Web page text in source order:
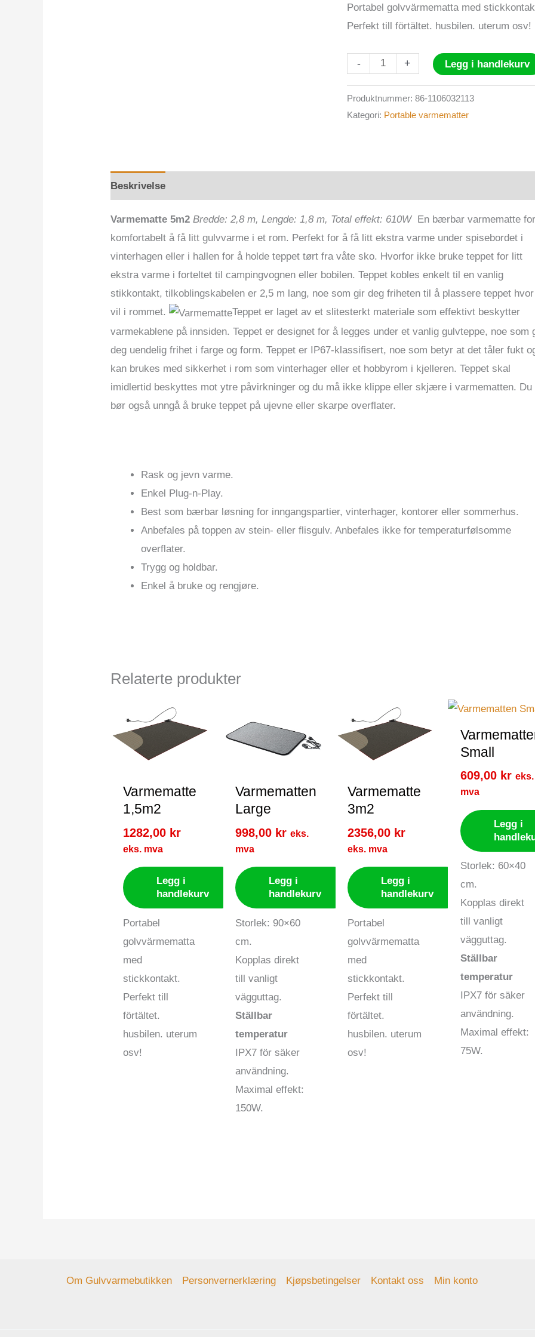
Portabel golvvärmematta med
Perfekt till förtältet. husbilen. uterum osv!
-
Varmematte
antall
+ Legg i handlekurv
Produktnummer:86-1106032113
Kategori: Portable varmematter
Beskrivelse
Varmematte 5m2 Bredde: 2,8 m, Lengde: 1,8 m, Total effekt: 610WEn bærbar varmematte
komfortabelt å få litt gulvvarme i et rom. Perfekt for å få litt ekstra varme under spisebordet i
vinterhagen eller i hallen for å holde teppet tørt fra våte sko. Hvorfor ikke bruke teppet for litt
ekstra varme i forteltet til campingvognen eller bobilen. Teppet kobles enkelt til en vanlig
stikkontakt, tilkoblingskabelen er 2,5 m lang, noe som gir deg friheten til å plassere teppet
vil i rommet.
Teppet er laget av et slitesterkt materiale som effektivt beskytter
varmekablene på innsiden. Teppet er designet for å legges under et vanlig gulvteppe, noe som
deg uendelig frihet i farge og form. Teppet er IP67-klassifisert, noe som betyr at det tåler fukt
kan brukes med sikkerhet i rom som vinterhager eller et hobbyrom i kjelleren. Teppet skal
imidlertid beskyttes mot ytre påvirkninger og du må ikke klippe eller skjære i varmematten. Du
bør også unngå å bruke teppet på ujevne eller skarpe overflater.
Rask og jevn varme.
Enkel Plug-n-Play.
Best som bærbar løsning for inngangspartier, vinterhager, kontorer eller sommerhus.
Anbefales på toppen av stein- eller flisgulv. Anbefales ikke for temperaturfølsomme
overflater.
Trygg og holdbar.
Enkel å bruke og rengjøre.
Relaterte produkter
Varmematte
1,5m2
1282,00 kr
eks. mva
Legg i
handlekurv
Portabel
golvvärmematta
med
stickkontakt.
Perfekt till
förtältet.
husbilen. uterum
osv!
Varmematten
Large
998,00 kr eks.
mva
Legg i
handlekurv
Storlek: 90×60
cm.
Kopplas direkt
till vanligt
vägguttag.
Ställbar
temperatur
IPX7 för säker
användning.
Maximal effekt:
150W.
Varmematte
3m2
2356,00 kr
eks. mva
Legg i
handlekurv
Portabel
golvvärmematta
med
stickkontakt.
Perfekt till
förtältet.
husbilen. uterum
osv!
Small
609,00 kr eks.
mva
Legg i
Storlek: 60×40
cm.
Kopplas direkt
till vanligt
vägguttag.
Ställbar
temperatur
IPX7 för säker
användning.
Maximal effekt:
75W.
Om Gulvvarmebutikken Personvernerklæring Kjøpsbetingelser Kontakt oss Min konto